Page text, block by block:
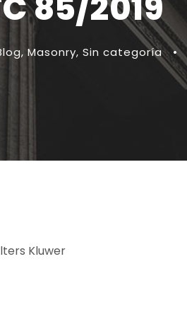
, Masonry, Sin categoría •
Kluwer